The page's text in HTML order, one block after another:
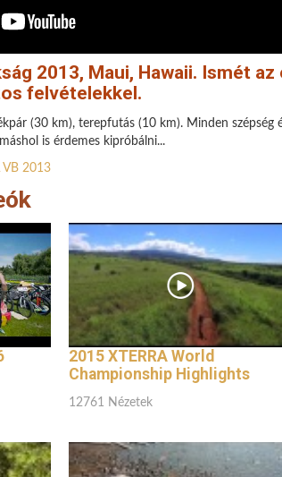
2013, Maui, Hawaii. Ismét
felvételekkel.
(30 km), terepfutás (10 km). Minden szépség
is érdemes kipróbálni...
VB 2013
2015 XTERRA World
Championship Highlights
12761 Nézetek